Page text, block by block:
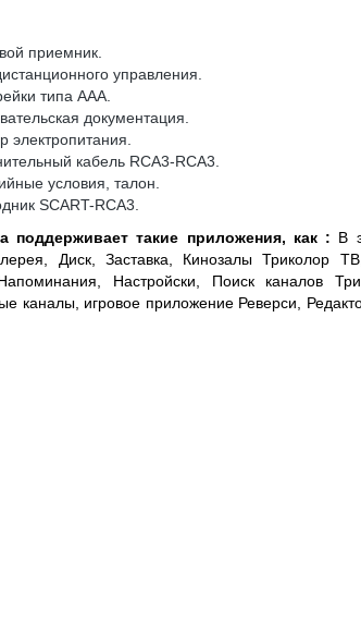
приемник.
управления.
типа ААА.
документация.
электропитания.
кабель RCA3-RCA3.
условия, талон.
SCART-RCA3.
поддерживает такие приложения, как : В
Диск, Заставка, Кинозалы Триколор
Настройски, Поиск каналов
каналы, игровое приложение Реверси,